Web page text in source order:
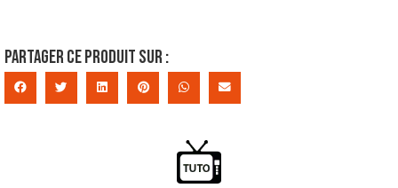
Partager ce produit sur :